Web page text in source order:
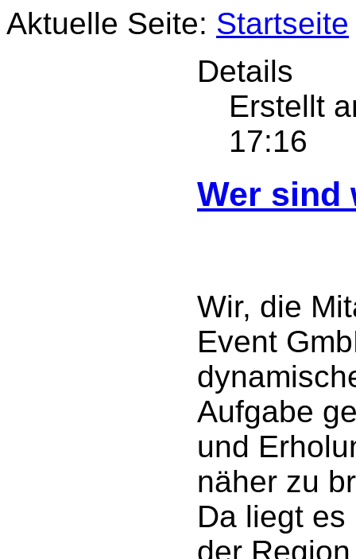
Aktuelle Seite: Startseite
Details
Erstellt
17:16
Wer sind
Wir, die
Event
Aufgabe
und
näher zu
Da liegt
der